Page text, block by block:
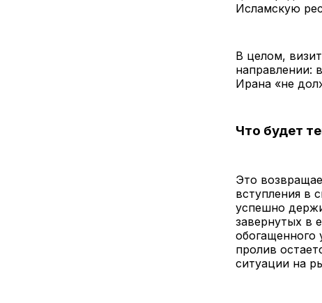
Исламскую
В целом,
направлении:
Ирана «не
Что будет
Это
вступления в
успешно
завернутых в
обогащенного
пролив
ситуации на